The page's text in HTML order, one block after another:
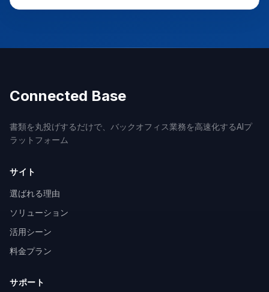
Connected Base
書類を丸投げするだけで、バックオフィス業務を高速化するAIプ
ラットフォーム
サイト
選ばれる理由
ソリューション
活用シーン
料金プラン
サポート